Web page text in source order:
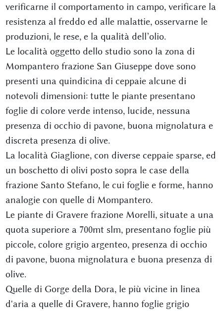
verificarne il comportamento in campo, verificare la
resistenza al freddo ed alle malattie, osservarne le
produzioni, le rese, e la qualità dell’olio.
Le località oggetto dello studio sono la zona di
Mompantero frazione San Giuseppe dove sono
presenti una quindicina di ceppaie alcune di
notevoli dimensioni: tutte le piante presentano
foglie di colore verde intenso, lucide, nessuna
presenza di occhio di pavone, buona mignolatura e
discreta presenza di olive.
La località Giaglione, con diverse ceppaie sparse, ed
un boschetto di olivi posto sopra le case della
frazione Santo Stefano, le cui foglie e forme, hanno
analogie con quelle di Mompantero.
Le piante di Gravere frazione Morelli, situate a una
quota superiore a 700mt slm, presentano foglie più
piccole, colore grigio argenteo, presenza di occhio
di pavone, buona mignolatura e buona presenza di
olive.
Quelle di Gorge della Dora, le più vicine in linea
d'aria a quelle di Gravere, hanno foglie grigio